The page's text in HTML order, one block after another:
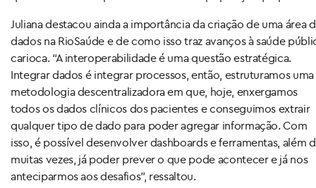
Juliana destacou ainda a importância da criação de uma área
dados na RioSaúde e de como isso traz avanços à saúde
carioca. “A interoperabilidade é uma questão estratégica.
Integrar dados é integrar processos, então, estruturamos uma
metodologia descentralizadora em que, hoje, enxergamos
todos os dados clínicos dos pacientes e conseguimos extrair
qualquer tipo de dado para poder agregar informação. Com
isso, é possível desenvolver dashboards e ferramentas, além
muitas vezes, já poder prever o que pode acontecer e já nos
anteciparmos aos desafios”, ressaltou.